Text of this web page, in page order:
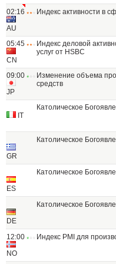
02:16
AU
Индекс активности в
05:45
CN
Индекс деловой
услуг от HSBC
09:00
JP
Изменение объема
средств
IT
Католическое
GR
Католическое
ES
Католическое
DE
Католическое
12:00
NO
Индекс PMI для